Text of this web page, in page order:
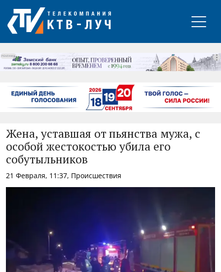
РЕКЛАМА
Жена, уставшая от пьянства мужа, с
особой жестокостью убила его
собутыльников
21 Февраля, 11:37, Происшествия